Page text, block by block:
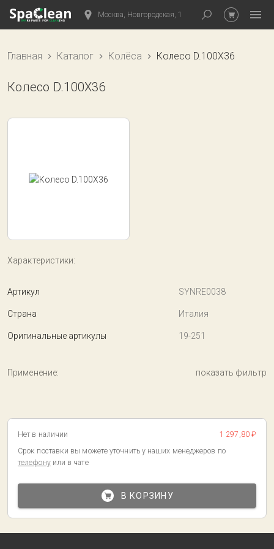
Москва, Новгородская, 1
Главная Каталог Колёса Колесо D.100X36
Колесо D.100X36
Характеристики:
Артикул SYNRE0038
Страна Италия
Оригинальные артикулы 19-251
Применение: показать фильтр
Нет в наличии
1 297,80 ₽
Срок поставки вы можете уточнить у наших менеджеров по
телефону или в чате
В КОРЗИНУ